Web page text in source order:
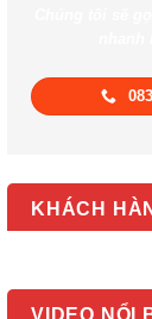
KHÁCH
VIDEO NỔI